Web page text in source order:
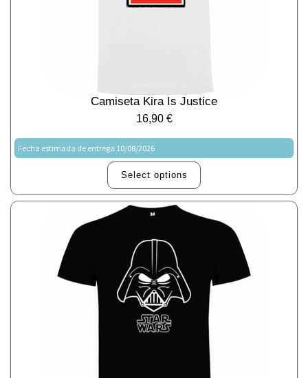
Camiseta Kira Is Justice
16,90 €
Fecha estimada de entrega 10/08/2026
Select options